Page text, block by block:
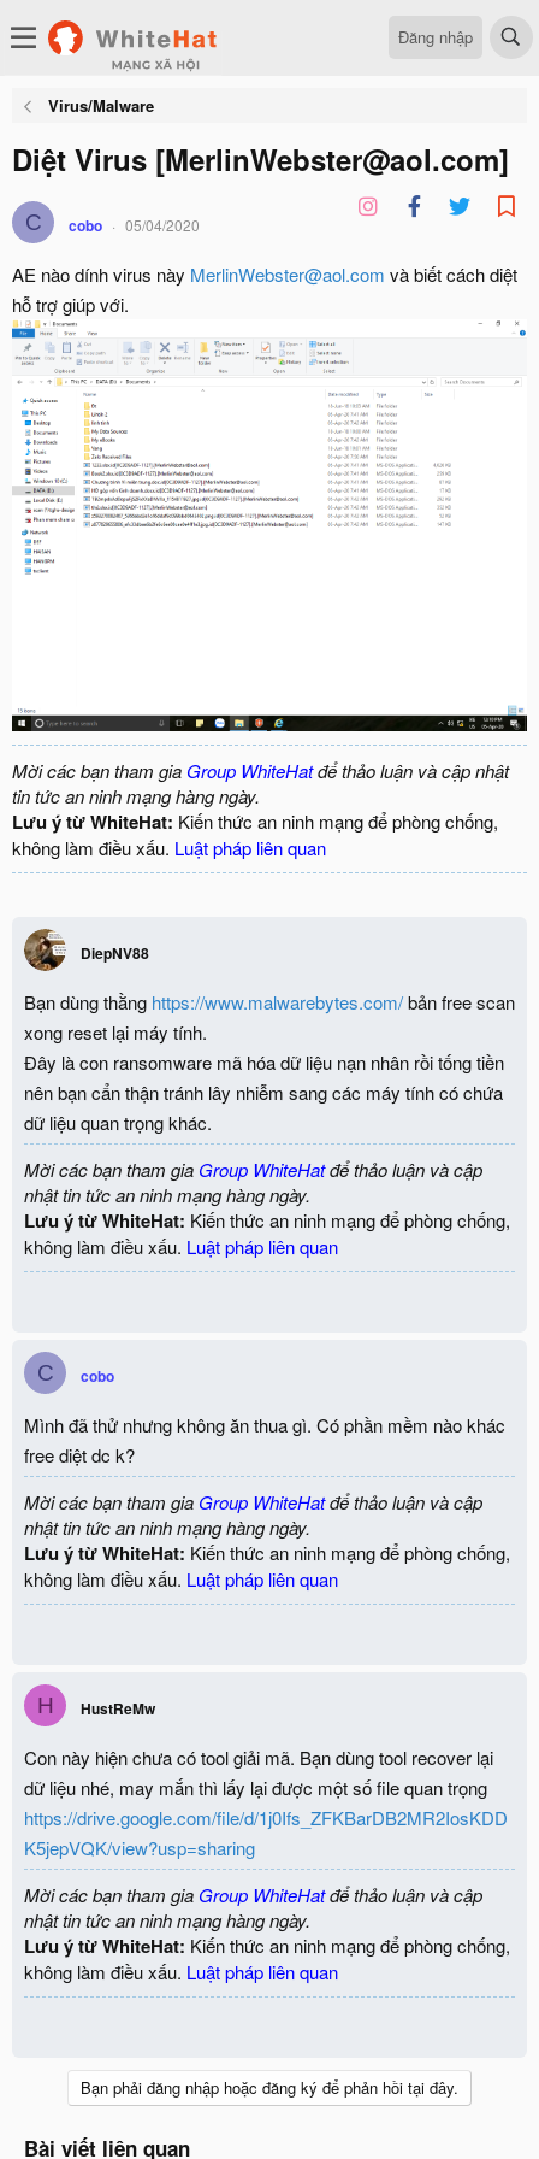
Đăng nhập
Virus/Malware
Diệt Virus [MerlinWebster@aol.com]
C cobo 05/04/2020
AE nào dính virus này MerlinWebster@aol.com và biết cách diệt
hỗ trợ giúp với.
Mời các bạn tham gia Group WhiteHatđể thảo luận và cập nhật
tin tức an ninh mạng hàng ngày.
Lưu ý từ WhiteHat: Kiến thức an ninh mạng để phòng chống,
không làm điều xấu. Luật pháp liên quan
DiepNV88
Bạn dùng thằng https://www.malwarebytes.com/bản free scan
xong reset lại máy tính.
Đây là con ransomware mã hóa dữ liệu nạn nhân rồi tống tiền
nên bạn cẩn thận tránh lây nhiễm sang các máy tính có chứa
dữ liệu quan trọng khác.
Mời các bạn tham gia Group WhiteHatđể thảo luận và cập
nhật tin tức an ninh mạng hàng ngày.
Lưu ý từ WhiteHat: Kiến thức an ninh mạng để phòng chống,
không làm điều xấu. Luật pháp liên quan
C cobo
Mình đã thử nhưng không ăn thua gì. Có phần mềm nào khác
free diệt dc k?
Mời các bạn tham gia Group WhiteHatđể thảo luận và cập
nhật tin tức an ninh mạng hàng ngày.
Lưu ý từ WhiteHat: Kiến thức an ninh mạng để phòng chống,
không làm điều xấu. Luật pháp liên quan
H HustReMw
Con này hiện chưa có tool giải mã. Bạn dùng tool recover lại
dữ liệu nhé, may mắn thì lấy lại được một số file quan trọng
https://drive.google.com/file/d/1j0Ifs_ZFKBarDB2MR2IosKDD
K5jepVQK/view?usp=sharing
Mời các bạn tham gia Group WhiteHatđể thảo luận và cập
nhật tin tức an ninh mạng hàng ngày.
Lưu ý từ WhiteHat: Kiến thức an ninh mạng để phòng chống,
không làm điều xấu. Luật pháp liên quan
Bạn phải đăng nhập hoặc đăng ký để phản hồi tại đây.
Bài viết liên quan